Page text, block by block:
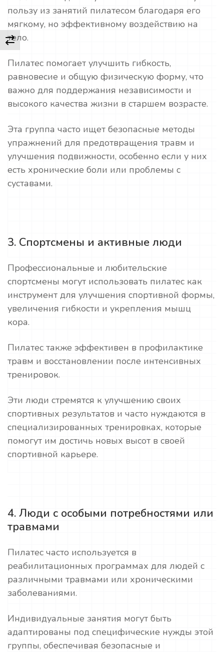
пользу из занятий пилатесом благодаря его
мягкому, но эффективному воздействию на
тело.
Пилатес помогает улучшить гибкость,
равновесие и общую физическую форму, что
важно для поддержания независимости и
высокого качества жизни в старшем возрасте.
Эта группа часто ищет безопасные методы
упражнений для предотвращения травм и
улучшения подвижности, особенно если у них
есть хронические боли или проблемы с
суставами.
3. Спортсмены и активные люди
Профессиональные и любительские
спортсмены могут использовать пилатес как
инструмент для улучшения спортивной формы,
увеличения гибкости и укрепления мышц
кора.
Пилатес также эффективен в профилактике
травм и восстановлении после интенсивных
тренировок.
Эти люди стремятся к улучшению своих
спортивных результатов и часто нуждаются в
специализированных тренировках, которые
помогут им достичь новых высот в своей
спортивной карьере.
4. Люди с особыми потребностями или
травмами
Пилатес часто используется в
реабилитационных программах для людей с
различными травмами или хроническими
заболеваниями.
Индивидуальные занятия могут быть
адаптированы под специфические нужды этой
группы, обеспечивая безопасные и